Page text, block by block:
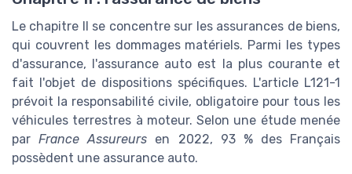
Le chapitre II se concentre sur les assurances de biens,
qui couvrent les dommages matériels. Parmi les types
d'assurance, l'assurance auto est la plus courante et
fait l'objet de dispositions spécifiques. L'article L121-1
prévoit la responsabilité civile, obligatoire pour tous les
véhicules terrestres à moteur. Selon une étude menée
parFrance Assureurs en 2022, 93 % des Français
possèdent une assurance auto.